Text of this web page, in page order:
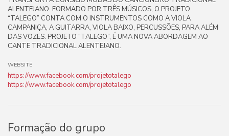
ALENTEJANO. FORMADO POR TRÊS MÚSICOS, O PROJETO
“TALEGO” CONTA COM O INSTRUMENTOS COMO A VIOLA
CAMPANIÇA, A GUITARRA, VIOLA BAIXO, PERCUSSÕES, PARA ALÉM
DAS VOZES. PROJETO “TALEGO”, É UMA NOVA ABORDAGEM AO
CANTE TRADICIONAL ALENTEJANO.
WEBSITE
https://www.facebook.com/projetotalego
https://www.facebook.com/projetotalego
Formação do grupo